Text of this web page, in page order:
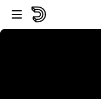
Skip to player
Skip to main content